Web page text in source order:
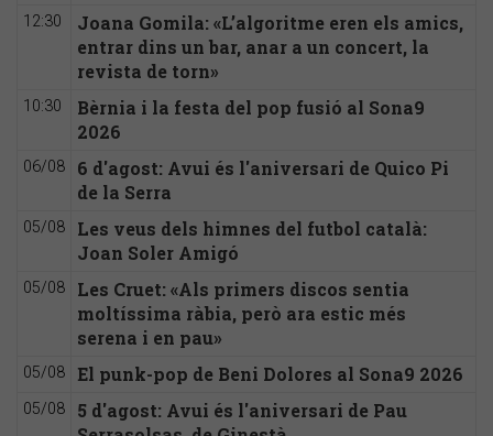
12:30
Joana Gomila: «L’algoritme eren els amics,
entrar dins un bar, anar a un concert, la
revista de torn»
10:30
Bèrnia i la festa del pop fusió al Sona9
2026
06/08
6 d'agost: Avui és l'aniversari de Quico Pi
de la Serra
05/08
Les veus dels himnes del futbol català:
Joan Soler Amigó
05/08
Les Cruet: «Als primers discos sentia
moltíssima ràbia, però ara estic més
serena i en pau»
05/08 El punk-pop de Beni Dolores al Sona9 2026
05/08
5 d'agost: Avui és l'aniversari de Pau